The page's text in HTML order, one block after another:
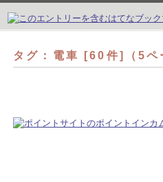
タグ：電車 [60件]（5ペ